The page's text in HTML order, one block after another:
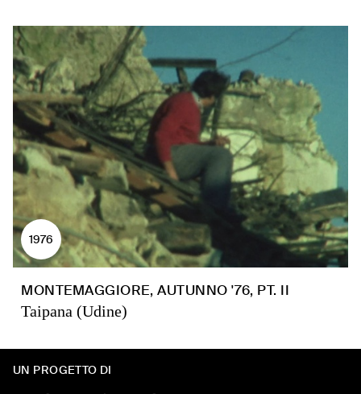
1976
MONTEMAGGIORE, AUTUNNO '76, PT. II
Taipana (Udine)
UN PROGETTO DI